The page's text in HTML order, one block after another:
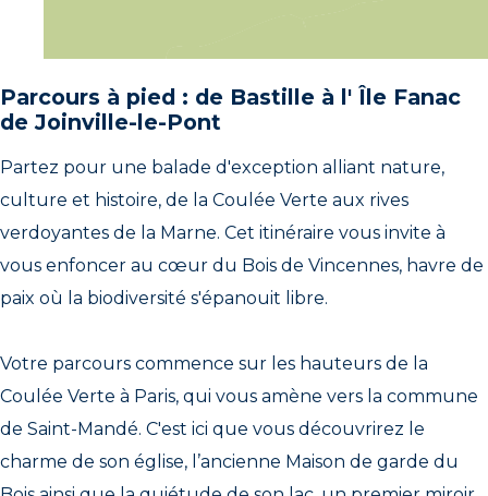
Parcours à pied : de Bastille à l' Île Fanac
de Joinville-le-Pont
Partez pour une balade d'exception alliant nature,
culture et histoire, de la Coulée Verte aux rives
verdoyantes de la Marne. Cet itinéraire vous invite à
vous enfoncer au cœur du Bois de Vincennes, havre de
paix où la biodiversité s'épanouit libre.
Votre parcours commence sur les hauteurs de la
Coulée Verte à Paris, qui vous amène vers la commune
de Saint-Mandé. C'est ici que vous découvrirez le
charme de son église, l’ancienne Maison de garde du